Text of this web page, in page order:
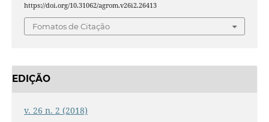
https://doi.org/10.31062/agrom.v26i2.26413
Fomatos de Citação
EDIÇÃO
v. 26 n. 2 (2018)